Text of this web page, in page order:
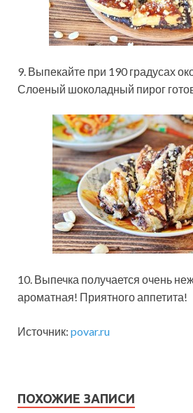
9. Выпекайте при 190 градусах
Слоеный шоколадный пирог
10. Выпечка получается очень
ароматная! Приятного аппетита!
Источник: povar.ru
ПОХОЖИЕ ЗАПИСИ